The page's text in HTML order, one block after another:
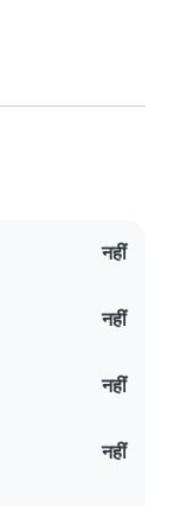
नहीं
नहीं
नहीं
नहीं